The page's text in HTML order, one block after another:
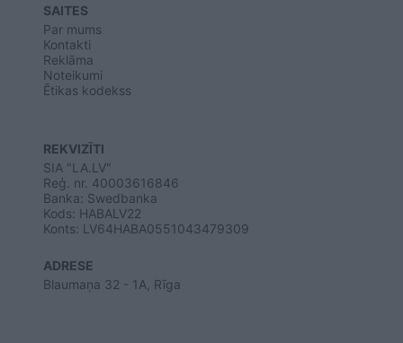
SAITES
Par mums
Kontakti
Reklāma
Noteikumi
Ētikas kodekss
REKVIZĪTI
SIA "LA.LV"
Reģ. nr. 40003616846
Banka: Swedbanka
Kods: HABALV22
Konts: LV64HABA0551043479309
ADRESE
Blaumaņa 32 - 1A, Rīga